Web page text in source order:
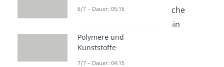
also auch die kleinstmögliche
Nummer (hier: 1) Daraufhin
nummerierst du die Kette
nacheinander durch.
6/7 – Dauer: 05:16
Polymere und
Kunststoffe
7/7 – Dauer: 04:15